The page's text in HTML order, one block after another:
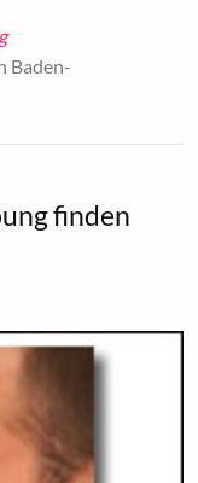
Baden-
finden